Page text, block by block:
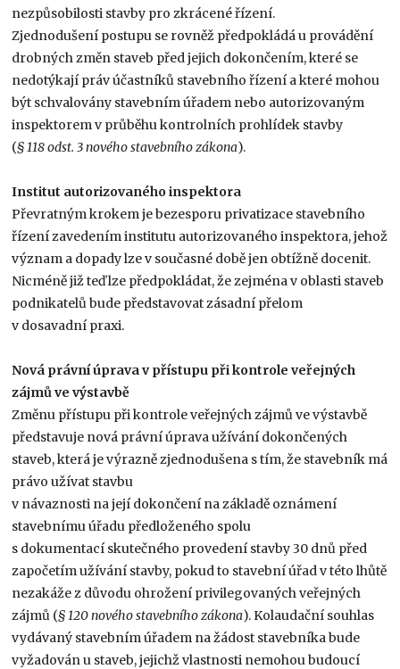
nezpůsobilosti stavby pro zkrácené řízení.
Zjednodušení postupu se rovněž předpokládá u provádění
drobných změn staveb před jejich dokončením, které se
nedotýkají práv účastníků stavebního řízení a které mohou
být schvalovány stavebním úřadem nebo autorizovaným
inspektorem v průběhu kontrolních prohlídek stavby
(§ 118 odst. 3 nového stavebního zákona).
Institut autorizovaného inspektora
Převratným krokem je bezesporu privatizace stavebního
řízení zavedením institutu autorizovaného inspektora, jehož
význam a dopady lze v současné době jen obtížně docenit.
Nicméně již teď lze předpokládat, že zejména v oblasti staveb
podnikatelů bude představovat zásadní přelom
v dosavadní praxi.
Nová právní úprava v přístupu při kontrole veřejných
zájmů ve výstavbě
Změnu přístupu při kontrole veřejných zájmů ve výstavbě
představuje nová právní úprava užívání dokončených
staveb, která je výrazně zjednodušena s tím, že stavebník má
právo užívat stavbu
v návaznosti na její dokončení na základě oznámení
stavebnímu úřadu předloženého spolu
s dokumentací skutečného provedení stavby 30 dnů před
započetím užívání stavby, pokud to stavební úřad v této lhůtě
nezakáže z důvodu ohrožení privilegovaných veřejných
zájmů (§ 120 nového stavebního zákona). Kolaudační souhlas
vydávaný stavebním úřadem na žádost stavebníka bude
vyžadován u staveb, jejichž vlastnosti nemohou budoucí